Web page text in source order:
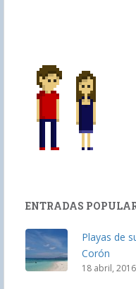
ENTRADAS
Playas de
Corón
18 abril, 2016